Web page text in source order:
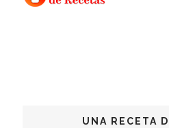
UNA RECETA